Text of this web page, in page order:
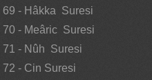
69 - Hâkka Suresi
70 - Meâric Suresi
71 - Nûh Suresi
72 - Cin Suresi